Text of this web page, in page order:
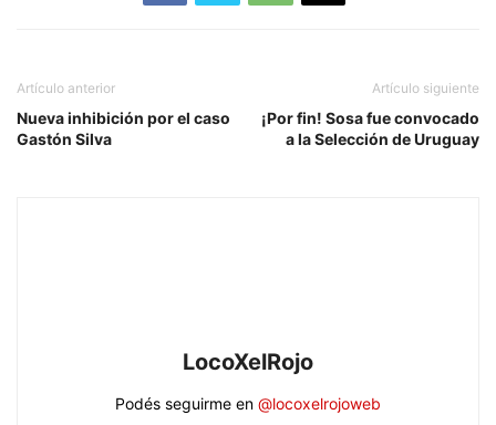
Artículo anterior
Nueva inhibición por el caso
Gastón Silva
Artículo siguiente
¡Por fin! Sosa fue convocado
a la Selección de Uruguay
LocoXelRojo
Podés seguirme en @locoxelrojoweb